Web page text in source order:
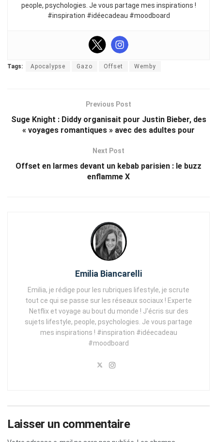
people, psychologies. Je vous partage mes inspirations !
#inspiration #idéecadeau #moodboard
Tags: Apocalypse Gazo Offset Wemby
Previous Post
Suge Knight : Diddy organisait pour Justin Bieber, des
« voyages romantiques » avec des adultes pour
Next Post
Offset en larmes devant un kebab parisien : le buzz
enflamme X
Emilia Biancarelli
Emilia, je rédige pour les rubriques lifestyle, je scrute
tout ce qui se passe sur les réseaux sociaux ! Experte
Netflix et voyage au bout du monde ! J'écris sur des
sujets lifestyle, people, psychologies. Je vous partage
mes inspirations ! #inspiration #idéecadeau
#moodboard
Laisser un commentaire